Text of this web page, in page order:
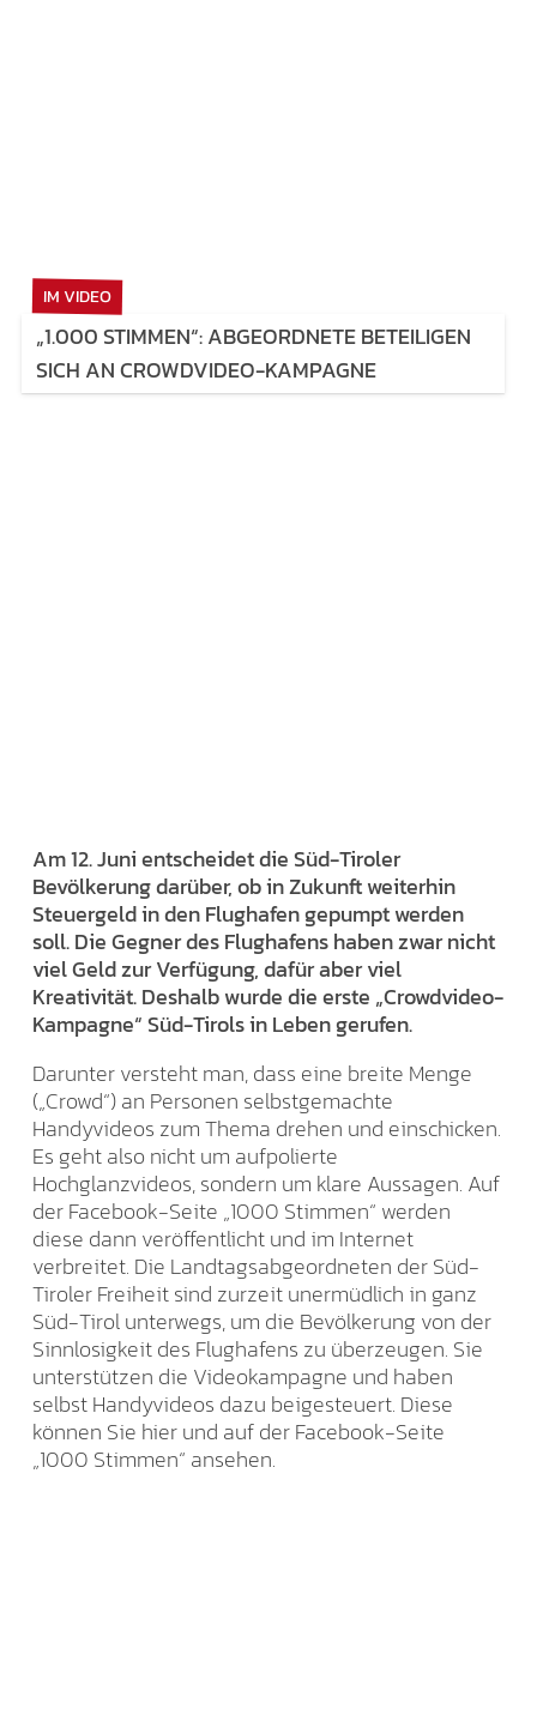
IM VIDEO
„1.000 STIMMEN“: ABGEORDNETE BETEILIGEN
SICH AN CROWDVIDEO-KAMPAGNE
Am 12. Juni entscheidet die Süd-Tiroler
Bevölkerung darüber, ob in Zukunft weiterhin
Steuergeld in den Flughafen gepumpt werden
soll. Die Gegner des Flughafens haben zwar nicht
viel Geld zur Verfügung, dafür aber viel
Kreativität. Deshalb wurde die erste „Crowdvideo-
Kampagne“ Süd-Tirols in Leben gerufen.
Darunter versteht man, dass eine breite Menge
(„Crowd“) an Personen selbstgemachte
Handyvideos zum Thema drehen und einschicken.
Es geht also nicht um aufpolierte
Hochglanzvideos, sondern um klare Aussagen. Auf
der Facebook-Seite „1000 Stimmen“ werden
diese dann veröffentlicht und im Internet
verbreitet. Die Landtagsabgeordneten der Süd-
Tiroler Freiheit sind zurzeit unermüdlich in ganz
Süd-Tirol unterwegs, um die Bevölkerung von der
Sinnlosigkeit des Flughafens zu überzeugen. Sie
unterstützen die Videokampagne und haben
selbst Handyvideos dazu beigesteuert. Diese
können Sie hier und auf der Facebook-Seite
„1000 Stimmen“ ansehen.